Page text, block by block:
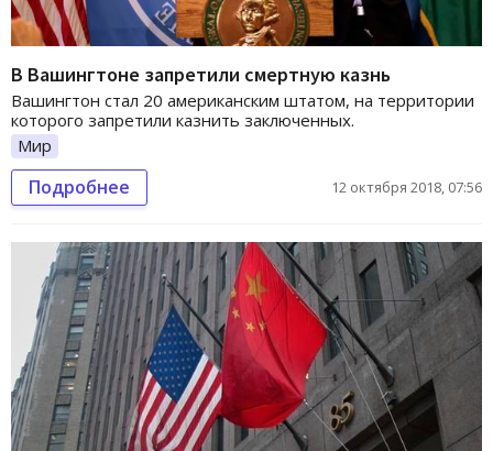
В Вашингтоне запретили смертную казнь
Вашингтон стал 20 американским штатом, на территории
которого запретили казнить заключенных.
Мир
Подробнее 12 октября 2018, 07:56